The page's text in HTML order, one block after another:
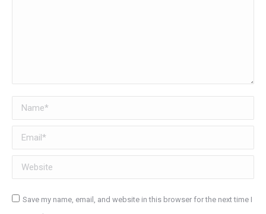
Name *
Email *
Website
Save my name, email, and website in this browser for the next time I